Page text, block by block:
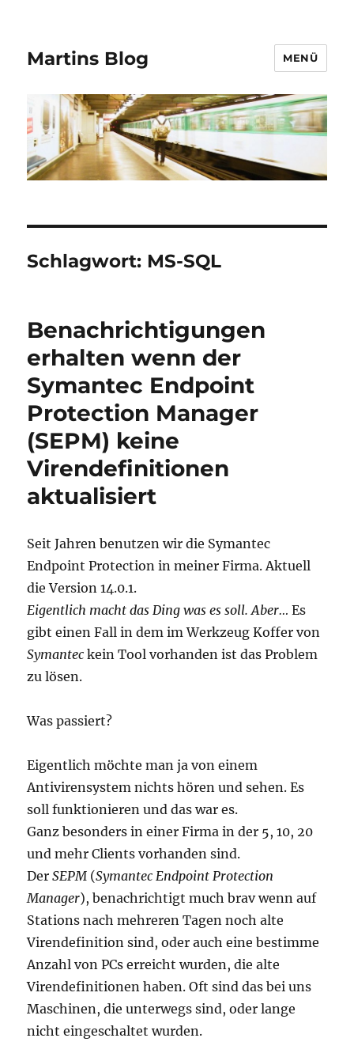
Martins Blog MENÜ
Schlagwort: MS-SQL
Benachrichtigungen
erhalten wenn der
Symantec Endpoint
Protection Manager
(SEPM) keine
Virendefinitionen
aktualisiert
Seit Jahren benutzen wir die Symantec
Endpoint Protection in meiner Firma. Aktuell
die Version 14.0.1.
Eigentlich macht das Ding was es soll. Aber…Es
gibt einen Fall in dem im Werkzeug Koffer von
Symantec kein Tool vorhanden ist das Problem
zu lösen.
Was passiert?
Eigentlich möchte man ja von einem
Antivirensystem nichts hören und sehen. Es
soll funktionieren und das war es.
Ganz besonders in einer Firma in der 5, 10, 20
und mehr Clients vorhanden sind.
DerSEPM (Symantec Endpoint Protection
Manager), benachrichtigt much brav wenn auf
Stations nach mehreren Tagen noch alte
Virendefinition sind, oder auch eine bestimme
Anzahl von PCs erreicht wurden, die alte
Virendefinitionen haben. Oft sind das bei uns
Maschinen, die unterwegs sind, oder lange
nicht eingeschaltet wurden.